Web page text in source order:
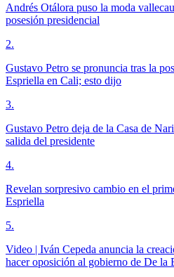
Andrés Otálora puso la moda
posesión presidencial
2.
Gustavo Petro se pronuncia tras la
Espriella en Cali; esto dijo
3.
Gustavo Petro deja de la Casa de
salida del presidente
4.
Revelan sorpresivo cambio en el
Espriella
5.
Video | Iván Cepeda anuncia la
hacer oposición al gobierno de De la